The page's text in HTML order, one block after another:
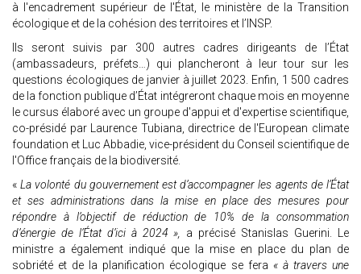
à l'encadrement supérieur de l'État, le ministère de la Transition
écologique et de la cohésion des territoires et l’INSP.
Ils seront suivis par 300 autres cadres dirigeants de l’État
(ambassadeurs, préfets…) qui plancheront à leur tour sur les
questions écologiques de janvier à juillet 2023. Enfin, 1 500 cadres
de la fonction publique d’État intégreront chaque mois en moyenne
le cursus élaboré avec un groupe d'appui et d'expertise scientifique,
co-présidé par Laurence Tubiana, directrice de l'European climate
foundation et Luc Abbadie, vice-président du Conseil scientifique de
l'Office français de la biodiversité.
« La volonté du gouvernement est d’accompagner les agents de l’État
et ses administrations dans la mise en place des mesures pour
répondre à l’objectif de réduction de 10% de la consommation
d’énergie de l’État d’ici à 2024 », a précisé Stanislas Guerini. Le
ministre a également indiqué que la mise en place du plan de
sobriété et de la planification écologique se fera « à travers une